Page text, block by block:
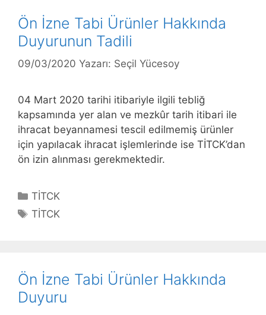
Ön İzne Tabi Ürünler Hakkında
Duyurunun Tadili
09/03/2020 Yazarı: Seçil Yücesoy
04 Mart 2020 tarihi itibariyle ilgili tebliğ
kapsamında yer alan ve mezkûr tarih itibari ile
ihracat beyannamesi tescil edilmemiş ürünler
için yapılacak ihracat işlemlerinde ise TİTCK’dan
ön izin alınması gerekmektedir.
Kategoriler
TİTCK
Etiketler
TİTCK
Ön İzne Tabi Ürünler Hakkında
Duyuru